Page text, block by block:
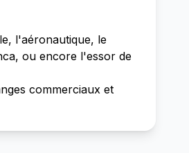
l'aéronautique, le
ou encore l'essor de
commerciaux et